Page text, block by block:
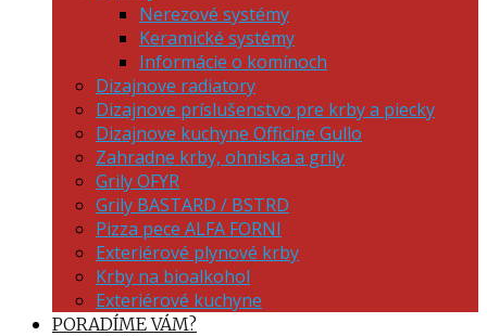
Nerezové systémy
Keramické systémy
Informácie o komínoch
Dizajnove radiatory
Dizajnove príslušenstvo pre krby a piecky
Dizajnove kuchyne Officine Gullo
Zahradne krby, ohniska a grily
Grily OFYR
Grily BASTARD / BSTRD
Pizza pece ALFA FORNI
Exteriérové plynové krby
Krby na bioalkohol
Exteriérové kuchyne
PORADÍME VÁM?